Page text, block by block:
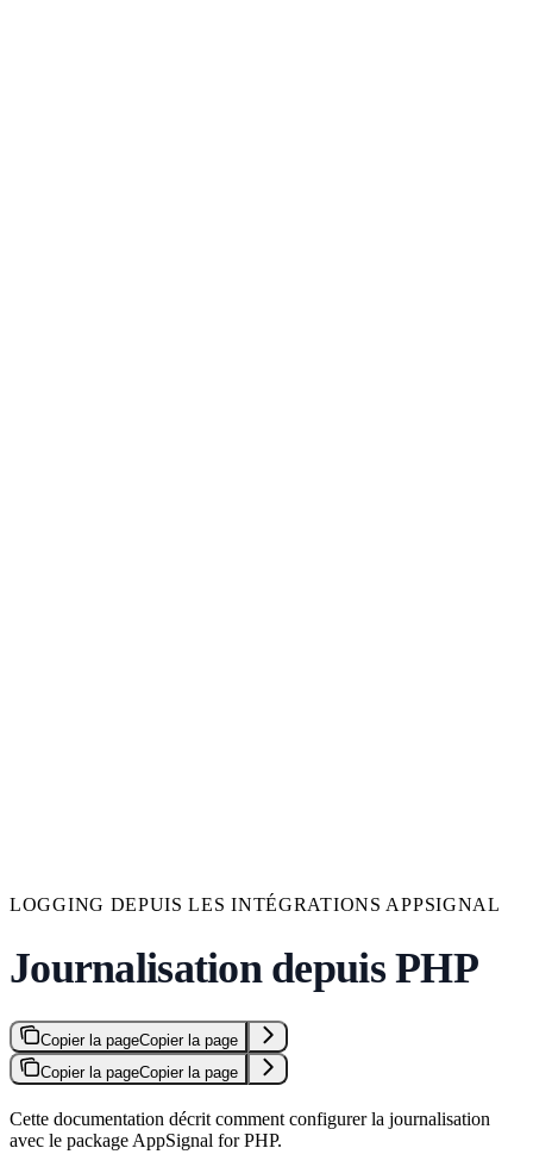
LOGGING DEPUIS LES INTÉGRATIONS APPSIGNAL
Journalisation depuis PHP
Copier la pageCopier la page
Copier la pageCopier la page
Cette documentation décrit comment configurer la journalisation
avec le package AppSignal for PHP.